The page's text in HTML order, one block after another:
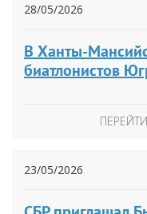
28/05/2026
В Ханты-
биатлонистов
23/05/2026